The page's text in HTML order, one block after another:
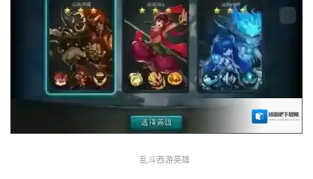
乱斗西游英雄